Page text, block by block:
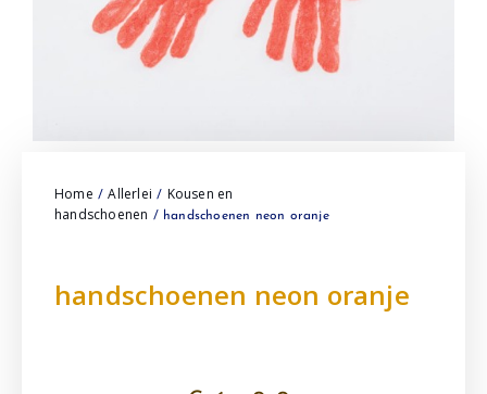
Home /Allerlei / Kousen en
handschoenen / handschoenen neon oranje
handschoenen neon oranje